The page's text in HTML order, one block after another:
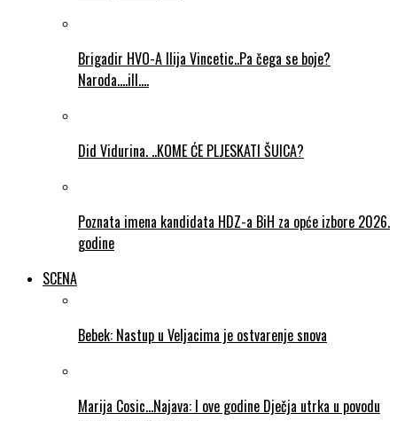
Brigadir HVO-A Ilija Vincetic..Pa čega se boje?
Naroda….ill….
Did Vidurina. ..KOME ĆE PLJESKATI ŠUICA?
Poznata imena kandidata HDZ-a BiH za opće izbore 2026.
godine
SCENA
Bebek: Nastup u Veljacima je ostvarenje snova
Marija Cosic…Najava: I ove godine Dječja utrka u povodu